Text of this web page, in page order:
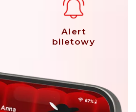
Alert
biletowy